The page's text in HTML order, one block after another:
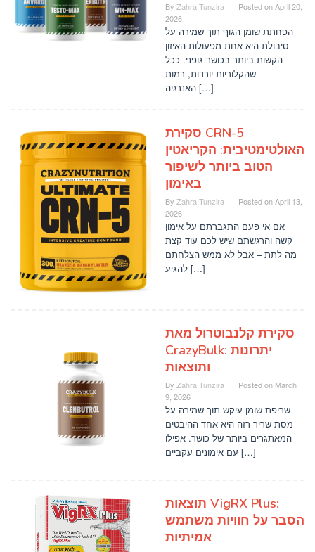
By Zahra Tunzira Posted onApril 20,
2026
הפחתת שומן הגוף תוך שמירה על
סיבולת היא אחת מפעולות האיזון
הקשות ביותר בכושר גופני. ככל
שהקלוריות יורדות, רמות
האנרגיה […]
סקירת CRN-5
האולטימטיבית: הקריאטין
הטוב ביותר לשיפור
באימון
By Zahra Tunzira Posted onApril 13,
2026
אם אי פעם התגברתם על אימון
קשה והרגשתם שיש לכם עוד קצת
מה לתת – אבל לא ממש הצלחתם
להגיע […]
סקירת קלנבוטרול מאת
CrazyBulk: יתרונות
ותוצאות
By Zahra Tunzira Posted on March
9, 2026
שריפת שומן עיקש תוך שמירה על
מסת שריר רזה היא אחד ההיבטים
המאתגרים ביותר של כושר. אפילו
עם אימונים עקביים […]
תוצאות VigRX Plus:
הסבר על חוויות משתמש
אמיתיות